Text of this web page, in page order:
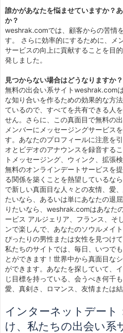
誰かがあなたを悩ませていますか？
か？
weshrak.comでは、顧客からの苦情
す。 さらに効率的にするために、メ
サービスの向上に貢献することを目
発しました。
見つからない場合はどうなりますか？
無料の出会い系サイトweshrak.com
な知り合いを作るための効果的な方
ているので、すべてを共有できる人
せん。さらに、この真面目で無料の
メンバーにメッセージングサービス
す。あなたのプロフィールに注意を
オとビデオのアナウンスを録音する
トメッセージング、ウィンク、拡張
無料のオンラインデートサービスを
る関係を築くことを熱望しているな
で新しい真面目な人々との友情、愛
たいなら、あるいは単にあなたの退
りたいなら、weshrak.comはあなた
ービス アルジェリア、フランス、そ
ンで楽しんで、あなたのソウルメイ
ぴったりの男性または女性を見つけ
私たちのサイトでは、毎日、いつで
とができます！世界中から真面目な
ができます。あなたを探していて、
じ目標を持っている、会うべき何千
愛、真剣さ、ロマンス、友情または結
インターネットデート
け、私たちの出会い系